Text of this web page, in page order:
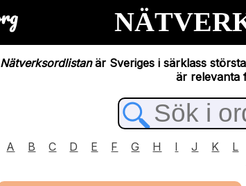
Nätverksordlistanär Sveriges i särklass
är relevanta
A B C D E F G H I J K L